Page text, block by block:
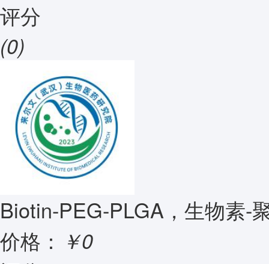
评分
(0)
Biotin-PEG-PLGA，生物素-
价格： ￥0